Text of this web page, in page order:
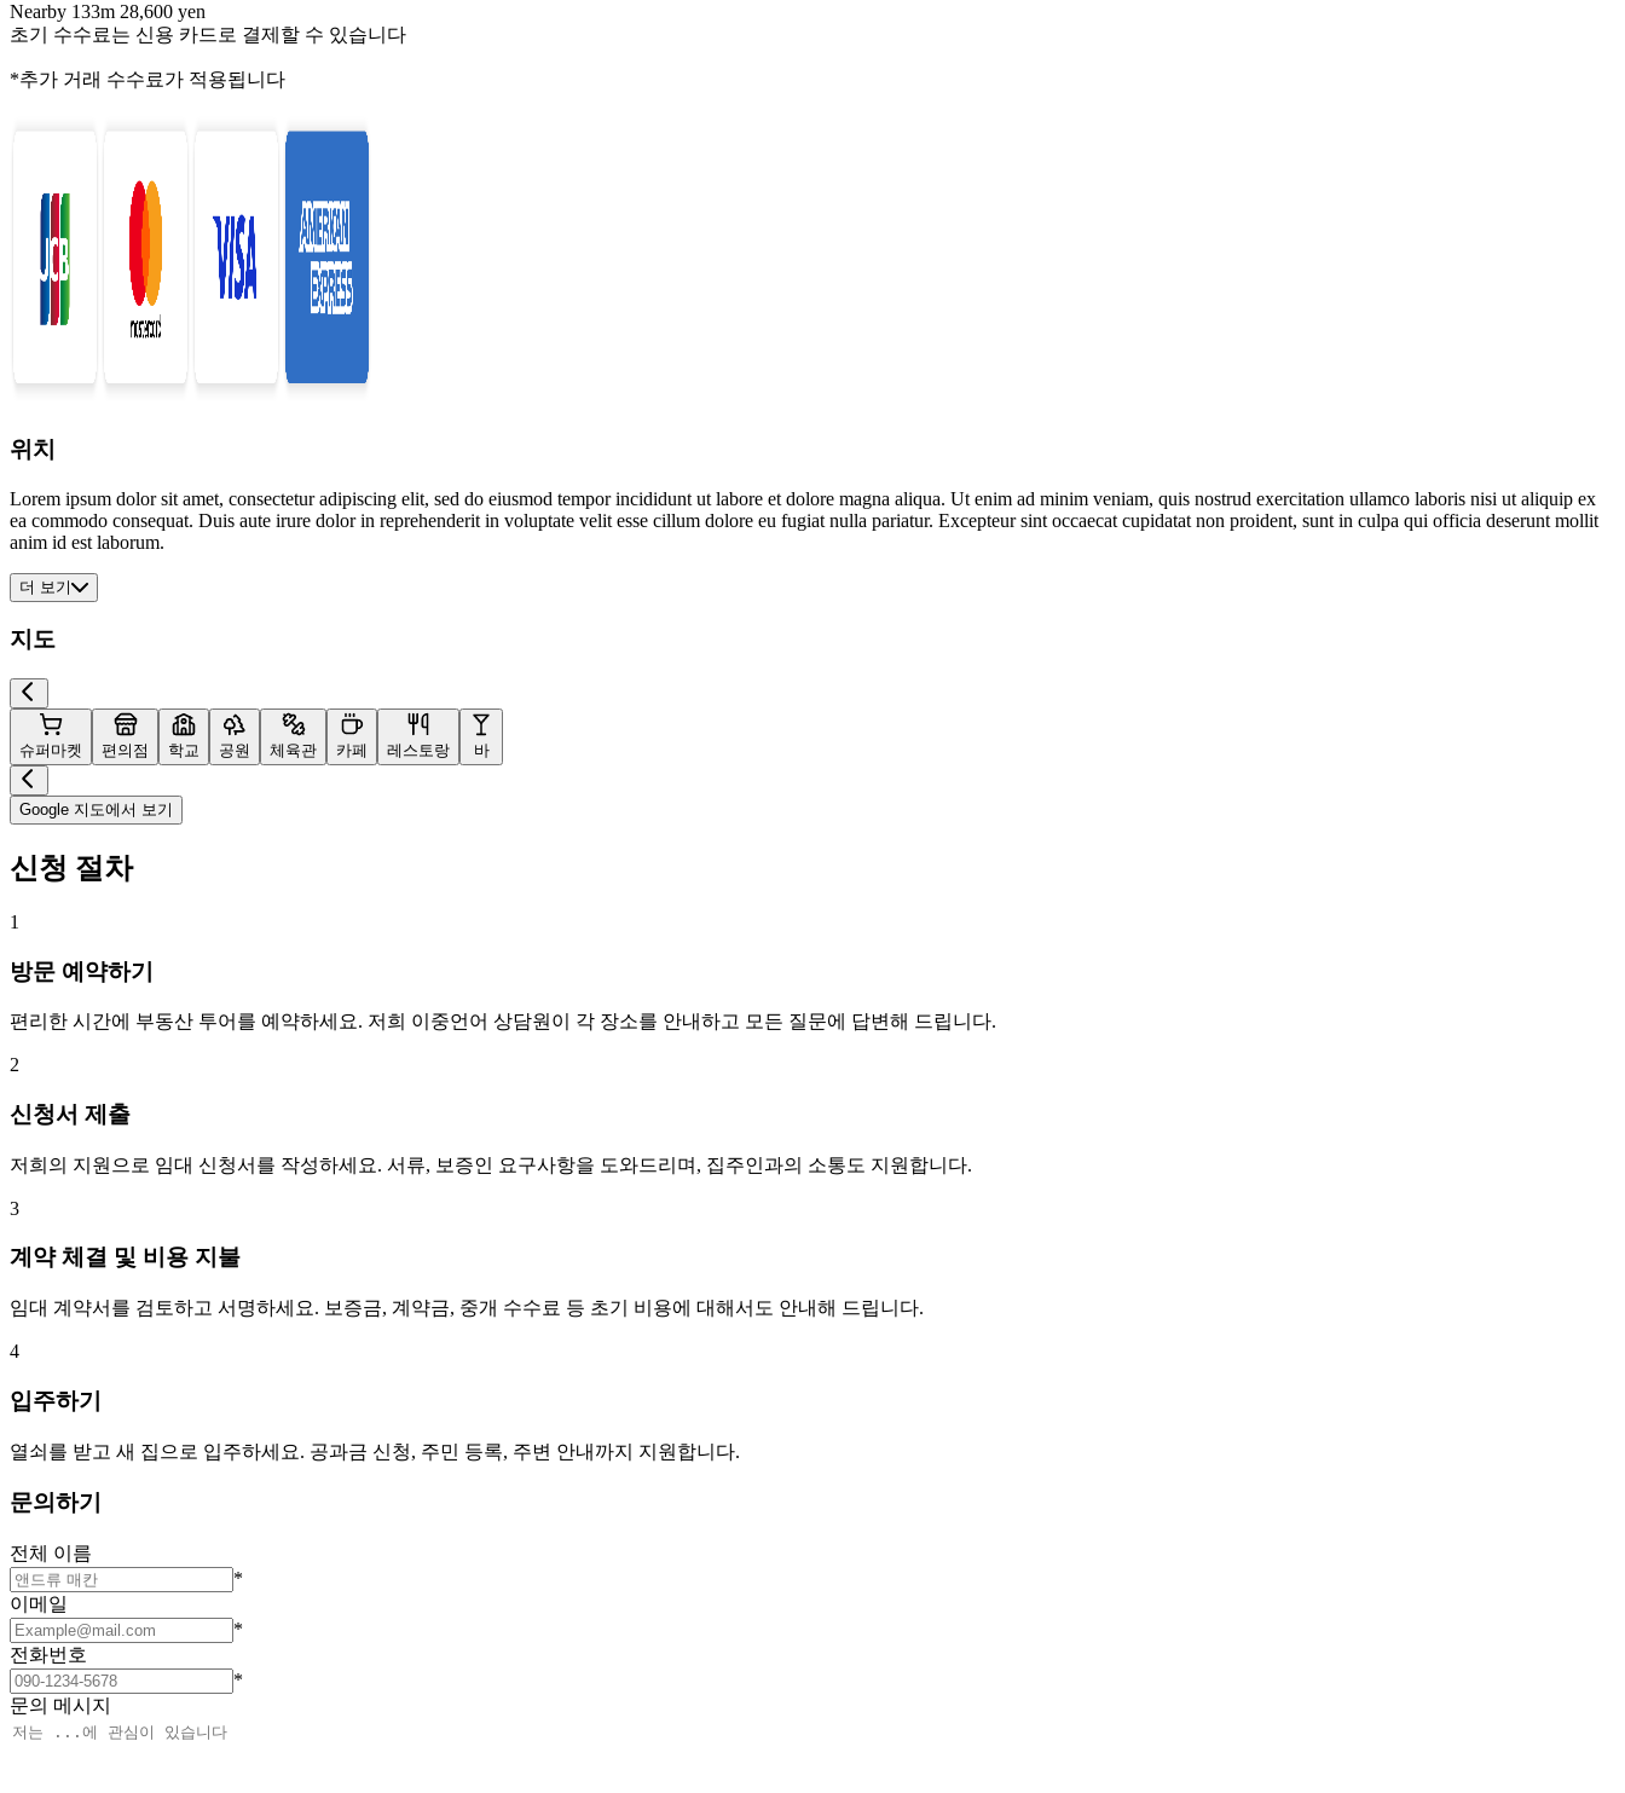
Nearby 133m 28,600 yen
초기 수수료는 신용 카드로 결제할 수 있습니다
*추가 거래 수수료가 적용됩니다
위치
Lorem ipsum dolor sit amet, consectetur adipiscing elit, sed do eiusmod tempor incididunt ut labore et dolore magna aliqua. Ut enim ad minim veniam, quis nostrud exercitation ullamco laboris nisi ut aliquip ex
ea commodo consequat. Duis aute irure dolor in reprehenderit in voluptate velit esse cillum dolore eu fugiat nulla pariatur. Excepteur sint occaecat cupidatat non proident, sunt in culpa qui officia deserunt mollit
anim id est laborum.
더 보기
지도
슈퍼마켓 편의점 학교 공원 체육관 카페 레스토랑 바
Google 지도에서 보기
신청 절차
1
방문 예약하기
편리한 시간에 부동산 투어를 예약하세요. 저희 이중언어 상담원이 각 장소를 안내하고 모든 질문에 답변해 드립니다.
2
신청서 제출
저희의 지원으로 임대 신청서를 작성하세요. 서류, 보증인 요구사항을 도와드리며, 집주인과의 소통도 지원합니다.
3
계약 체결 및 비용 지불
임대 계약서를 검토하고 서명하세요. 보증금, 계약금, 중개 수수료 등 초기 비용에 대해서도 안내해 드립니다.
4
입주하기
열쇠를 받고 새 집으로 입주하세요. 공과금 신청, 주민 등록, 주변 안내까지 지원합니다.
문의하기
전체 이름
*
이메일
*
전화번호
*
문의 메시지